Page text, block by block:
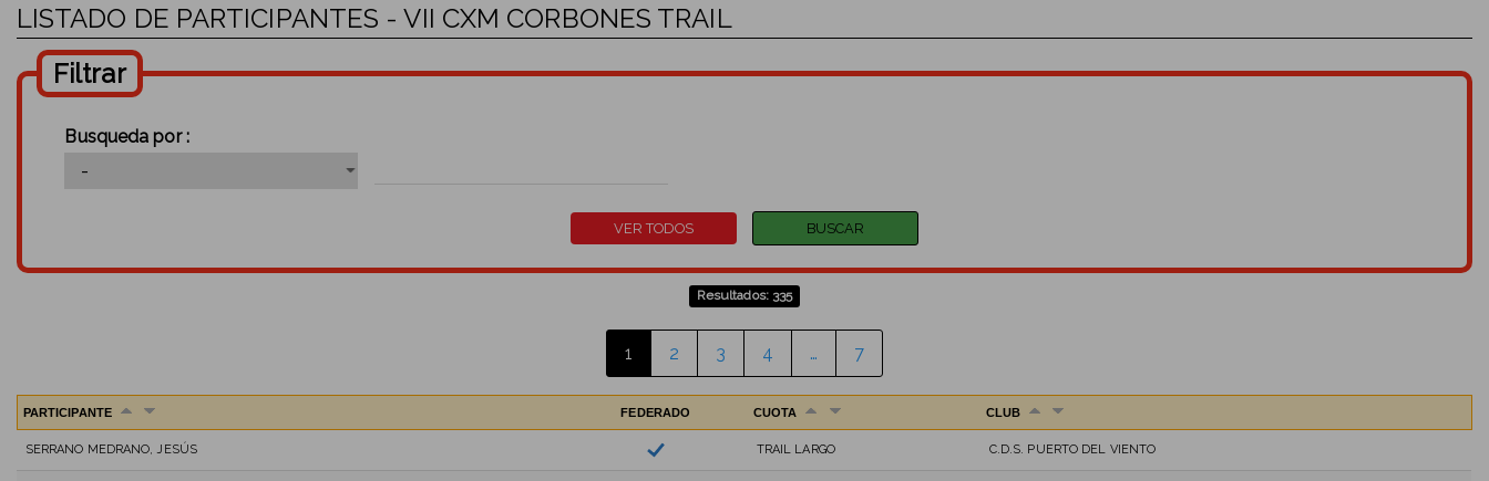
LISTADO DE PARTICIPANTES - VII CXM CORBONES TRAIL
Filtrar
Busqueda por :
Resultados: 335
1 2 3 4 … 7
PARTICIPANTE FEDERADO CUOTA CLUB
SERRANO MEDRANO, JESÚS TRAIL LARGO C.D.S. PUERTO DEL VIENTO